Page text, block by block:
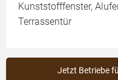
Kunststofffenster,
Terrassentür
Jetzt Betriebe